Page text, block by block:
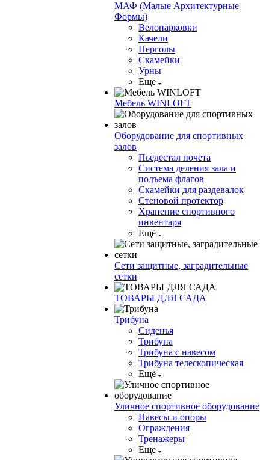
МАФ (Малые Архитектурные
Формы)
Велопарковки
Качели
Перголы
Скамейки
Урны
Ещё
Мебель WINLOFT
Оборудование для спортивных
залов
Пьедестал почета
Система деления зала и
подъема флагов
Скамейки для раздевалок
Стеновой протектор
Хранение спортивного
инвентаря
Ещё
Сети защитные, заградительные
сетки
ТОВАРЫ ДЛЯ САДА
Трибуна
Сиденья
Трибуна
Трибуна с навесом
Трибуна телескопическая
Ещё
Уличное спортивное оборудование
Навесы и опоры
Ограждения
Тренажеры
Ещё